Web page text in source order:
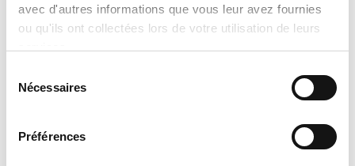
avec d'autres informations que vous leur avez fournies
ou qu'ils ont collectées lors de votre utilisation de leurs
Nécessaires
Préférences
disponibilité de produit, notamment en
cas d’erreur humaine, technique ou de
obtenir une soumission personnalisée,
un prix exact ou des renseignements
supplémentaires, nous vous invitons à
communiquer directement avec notre